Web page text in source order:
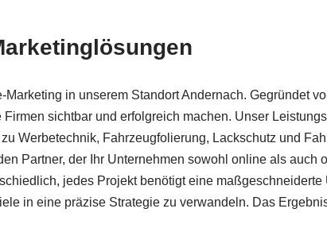
in unserem Standort Andernach. Gegründet
sichtbar und erfolgreich machen. Unser
Werbetechnik, Fahrzeugfolierung, Lackschutz und
Partner, der Ihr Unternehmen sowohl online als
jedes Projekt benötigt eine
in eine präzise Strategie zu verwandeln. Das